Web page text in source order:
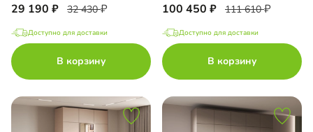
29 190 32 430
Доступно для доставки
В корзину
100 450 111 610
Доступно для доставки
В корзину